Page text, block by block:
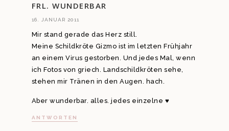
FRL. WUNDERBAR
16. JANUAR 2011
Mir stand gerade das Herz still.
Meine Schildkröte Gizmo ist im letzten Frühjahr
an einem Virus gestorben. Und jedes Mal, wenn
ich Fotos von griech. Landschildkröten sehe,
stehen mir Tränen in den Augen. hach.
Aber wunderbar. alles. jedes einzelne ♥
ANTWORTEN